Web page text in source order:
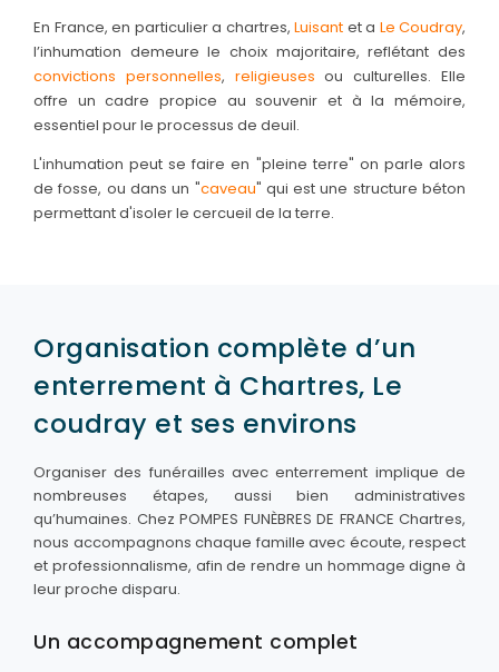
Guide : Décès d'un enfant ou adolescent
Livraison de Fleurs Naturelles
Livraison de plaques
Nos cercueils
Rapatriement
Rites & Cultes
Services aux familles
Textes et Conseils pour Cérémonies d'Obsèques
En France, en particulier a chartres, Luisant et a Le Coudray,
l’inhumation demeure le choix majoritaire, reflétant des
convictions personnelles, religieuses ou culturelles. Elle
offre un cadre propice au souvenir et à la mémoire,
essentiel pour le processus de deuil.
L'inhumation peut se faire en "pleine terre" on parle alors
de fosse, ou dans un "caveau" qui est une structure béton
permettant d'isoler le cercueil de la terre.
Organisation complète d’un
enterrement à Chartres, Le
coudray et ses environs
Organiser des funérailles avec enterrement implique de
nombreuses étapes, aussi bien administratives
qu’humaines. Chez POMPES FUNÈBRES DE FRANCE Chartres,
nous accompagnons chaque famille avec écoute, respect
et professionnalisme, afin de rendre un hommage digne à
leur proche disparu.
Un accompagnement complet